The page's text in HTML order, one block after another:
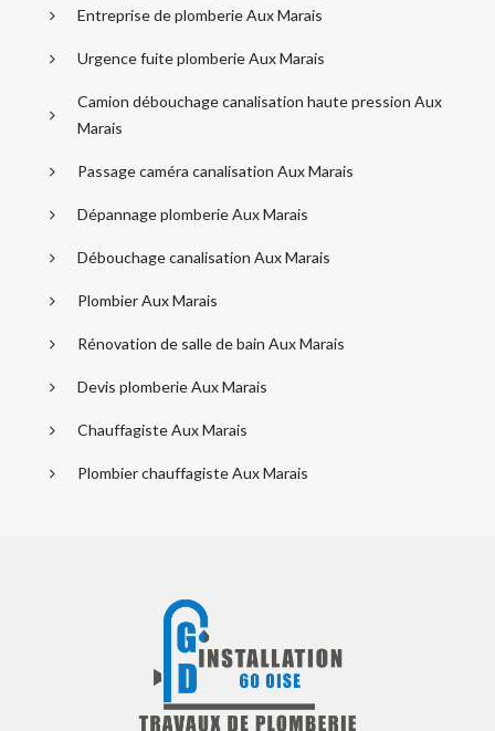
Entreprise de plomberie Aux Marais
Urgence fuite plomberie Aux Marais
Camion débouchage canalisation haute pression Aux
Marais
Passage caméra canalisation Aux Marais
Dépannage plomberie Aux Marais
Débouchage canalisation Aux Marais
Plombier Aux Marais
Rénovation de salle de bain Aux Marais
Devis plomberie Aux Marais
Chauffagiste Aux Marais
Plombier chauffagiste Aux Marais